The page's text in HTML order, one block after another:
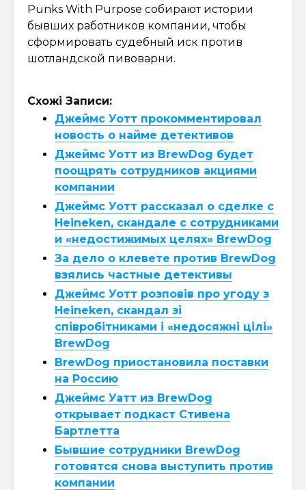
Punks With Purpose собирают истории
бывших работников компании, чтобы
сформировать судебный иск против
шотландской пивоварни.
Схожі Записи:
Джеймс Уотт прокомментировал
новость о найме детективов
Джеймс Уотт из BrewDog будет
поощрять сотрудников акциями
компании
Джеймс Уотт рассказал о сделке с
Heineken, скандале с сотрудниками
и «недостижимых целях» BrewDog
За дело о клевете против BrewDog
взялись частные детективы
Джеймс Уотт розповів про угоду з
Heineken, скандал зі
співробітниками і «недосяжні цілі»
BrewDog
BrewDog приостановила поставки
на Россию
Джеймс Уатт из BrewDog
открывает подкаст Стивена
Бартлетта
Бывшие сотрудники BrewDog
готовятся снова выступить против
компании